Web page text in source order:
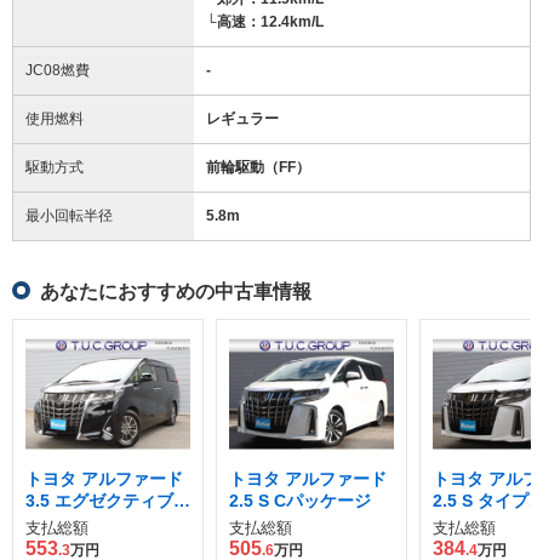
└高速：12.4km/L
JC08燃費 -
使用燃料 レギュラー
駆動方式 前輪駆動（FF）
最小回転半径 5.8m
あなたにおすすめの中古車情報
トヨタ アルファード
3.5 エグゼクティブ
ラウンジ ロイヤルラ
ウンジ
支払総額
553.3万円
トヨタ アルファード
2.5 S Cパッケージ
支払総額
505.6万円
トヨタ アル
2.5 S タイプ
支払総額
384.4万円